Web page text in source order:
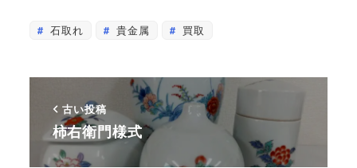
石取れ 貴金属 買取
古い投稿
柿右衛門様式